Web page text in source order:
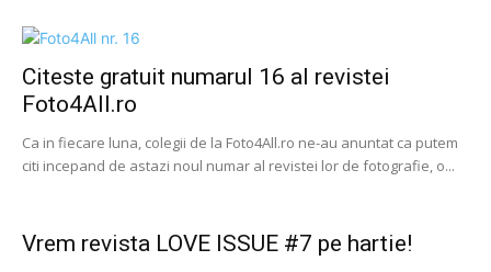
Citeste gratuit numarul 16 al revistei
Foto4All.ro
Ca in fiecare luna, colegii de la Foto4All.ro ne-au anuntat ca putem
citi incepand de astazi noul numar al revistei lor de fotografie, o...
Vrem revista LOVE ISSUE #7 pe hartie!